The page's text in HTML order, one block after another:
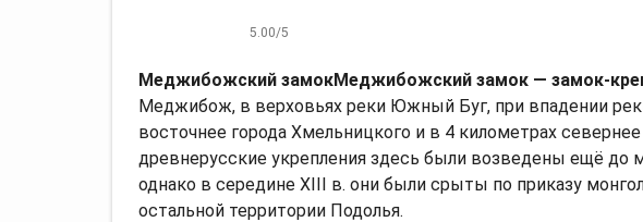
5.00/5
Меджибожский замокМеджибожский замок — замок-
Меджибож, в верховьях реки Южный Буг, при впадении
восточнее города Хмельницкого и в 4 километрах
древнерусские укрепления здесь были возведены ещё до
однако в середине XIII в. они были срыты по приказу
остальной территории Подолья.